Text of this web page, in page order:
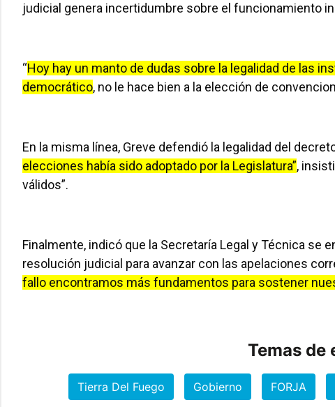
judicial genera incertidumbre sobre el funcionamiento
“Hoy hay un manto de dudas sobre la legalidad de las
democrático, no le hace bien a la elección de
En la misma línea, Greve defendió la legalidad del
elecciones había sido adoptado por la Legislatura”,
válidos”.
Finalmente, indicó que la Secretaría Legal y Técnica se
resolución judicial para avanzar con las apelaciones
fallo encontramos más fundamentos para sostener
Temas de
Tierra Del Fuego Gobierno FORJA